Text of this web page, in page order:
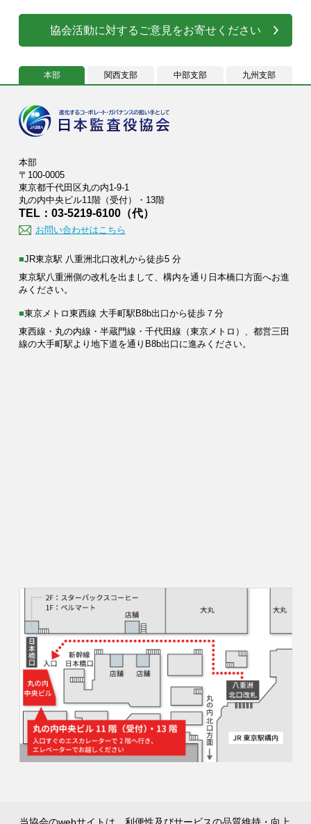
協会活動に対するご意見をお寄せください
本部 関西支部 中部支部 九州支部
本部
〒100-0005
東京都千代田区丸の内1-9-1
丸の内中央ビル11階（受付）・13階
TEL：03-5219-6100（代）
お問い合わせはこちら
■JR東京駅 八重洲北口改札から徒歩5 分
東京駅八重洲側の改札を出まして、構内を通り日本橋口方面へお進
みください。
■東京メトロ東西線 大手町駅B8b出口から徒歩７分
東西線・丸の内線・半蔵門線・千代田線（東京メトロ）、都営三田
線の大手町駅より地下道を通りB8b出口に進みください。